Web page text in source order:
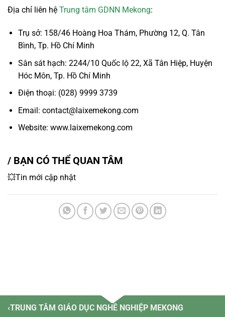
Địa chỉ liên hệ Trung tâm GDNN Mekong:
Trụ sở: 158/46 Hoàng Hoa Thám, Phường 12, Q. Tân
Bình, Tp. Hồ Chí Minh
Sân sát hạch: 2244/10 Quốc lộ 22, Xã Tân Hiệp, Huyện
Hóc Môn, Tp. Hồ Chí Minh
Điện thoại: (028) 9999 3739
Email: contact@laixemekong.com
Website: www.laixemekong.com
/ BẠN CÓ THỂ QUAN TÂM
💥Tin mới cập nhật
‹TRUNG TÂM GIÁO DỤC NGHỀ NGHIỆP MEKONG